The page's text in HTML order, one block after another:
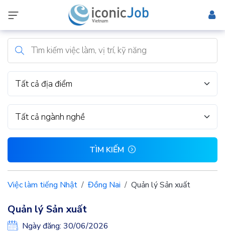
Tất cả địa điểm
Tất cả ngành nghề
TÌM KIẾM
Việc làm tiếng Nhật Đồng Nai Quản lý Sản xuất
Quản lý Sản xuất
Ngày đăng: 30/06/2026